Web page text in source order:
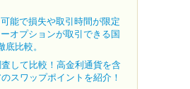
能で損失や取引時間が限定
オプションが取引できる国
底比較。
して比較！高金利通貨を含
スワップポイントを紹介！